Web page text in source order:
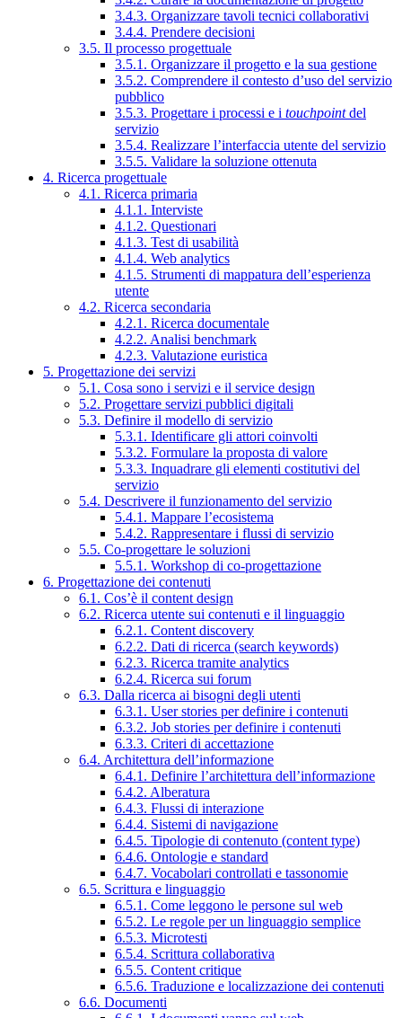
3.4.3. Organizzare tavoli tecnici collaborativi
3.4.4. Prendere decisioni
3.5. Il processo progettuale
3.5.1. Organizzare il progetto e la sua gestione
3.5.2. Comprendere il contesto d’uso del servizio
pubblico
3.5.3. Progettare i processi e i touchpointdel
servizio
3.5.4. Realizzare l’interfaccia utente del servizio
3.5.5. Validare la soluzione ottenuta
4. Ricerca progettuale
4.1. Ricerca primaria
4.1.1. Interviste
4.1.2. Questionari
4.1.3. Test di usabilità
4.1.4. Web analytics
4.1.5. Strumenti di mappatura dell’esperienza
utente
4.2. Ricerca secondaria
4.2.1. Ricerca documentale
4.2.2. Analisi benchmark
4.2.3. Valutazione euristica
5. Progettazione dei servizi
5.1. Cosa sono i servizi e il service design
5.2. Progettare servizi pubblici digitali
5.3. Definire il modello di servizio
5.3.1. Identificare gli attori coinvolti
5.3.2. Formulare la proposta di valore
5.3.3. Inquadrare gli elementi costitutivi del
servizio
5.4. Descrivere il funzionamento del servizio
5.4.1. Mappare l’ecosistema
5.4.2. Rappresentare i flussi di servizio
5.5. Co-progettare le soluzioni
5.5.1. Workshop di co-progettazione
6. Progettazione dei contenuti
6.1. Cos’è il content design
6.2. Ricerca utente sui contenuti e il linguaggio
6.2.1. Content discovery
6.2.2. Dati di ricerca (search keywords)
6.2.3. Ricerca tramite analytics
6.2.4. Ricerca sui forum
6.3. Dalla ricerca ai bisogni degli utenti
6.3.1. User stories per definire i contenuti
6.3.2. Job stories per definire i contenuti
6.3.3. Criteri di accettazione
6.4. Architettura dell’informazione
6.4.1. Definire l’architettura dell’informazione
6.4.2. Alberatura
6.4.3. Flussi di interazione
6.4.4. Sistemi di navigazione
6.4.5. Tipologie di contenuto (content type)
6.4.6. Ontologie e standard
6.4.7. Vocabolari controllati e tassonomie
6.5. Scrittura e linguaggio
6.5.1. Come leggono le persone sul web
6.5.2. Le regole per un linguaggio semplice
6.5.3. Microtesti
6.5.4. Scrittura collaborativa
6.5.5. Content critique
6.5.6. Traduzione e localizzazione dei contenuti
6.6. Documenti